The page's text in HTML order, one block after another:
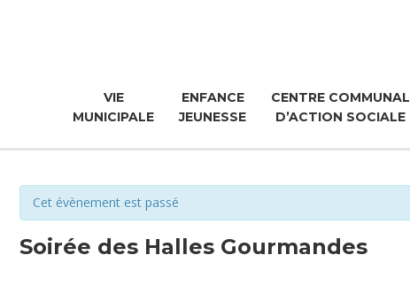
VIE
MUNICIPALE
ENFANCE
JEUNESSE
CENTRE COMMUNAL
D’ACTION SOCIALE
Cet évènement est passé
Soirée des Halles Gourmandes